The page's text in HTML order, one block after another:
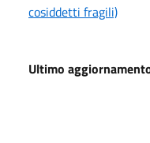
cosiddetti fragili)
Ultimo